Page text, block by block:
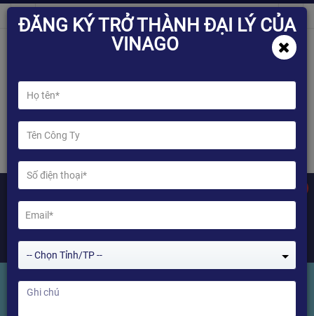
Dây Quang/Toslink HIMEDIA
ĐĂNG KÝ TRỞ THÀNH ĐẠI LÝ CỦA
VINAGO
-- Chọn Tỉnh/TP --